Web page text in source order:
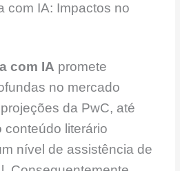
com IA: Impactos no
com IA promete
no mercado
da PwC, até
conteúdo literário
nível de assistência de